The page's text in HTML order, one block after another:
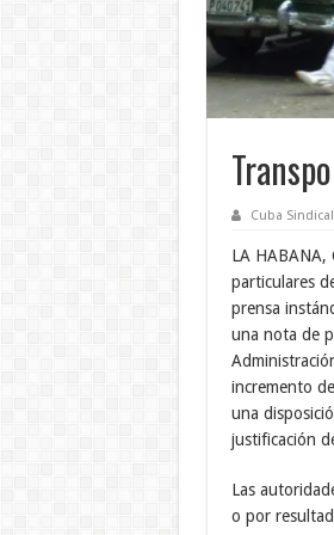
Cuba Sindical
LA HABANA,
particulares
prensa
una nota de
incremento
una
justificación
Las
o por